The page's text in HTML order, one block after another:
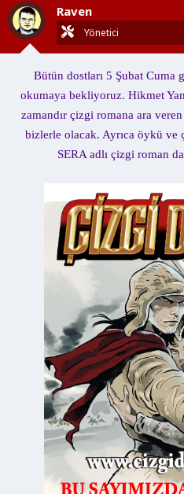
u
B
a
a
t
a
n
g
ı
t
a
r
i
h
Raven
Yönetici
Bütün dostları 5 Şubat Cuma
okumaya bekliyoruz. Hikmet
zamandır çizgi romana ara
bizlerle olacak. Ayrıca öykü ve
SERA adlı çizgi roman